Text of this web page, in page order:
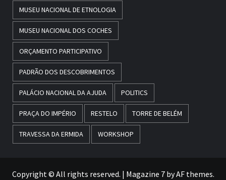
MUSEU NACIONAL DE ETNOLOGIA
MUSEU NACIONAL DOS COCHES
ORÇAMENTO PARTICIPATIVO
PADRÃO DOS DESCOBRIMENTOS
PALÁCIO NACIONAL DA AJUDA POLITICS
PRAÇA DO IMPÉRIO RESTELO TORRE DE BELÉM
TRAVESSA DA ERMIDA WORKSHOP
Copyright © All rights reserved. | Magazine 7by AF themes.